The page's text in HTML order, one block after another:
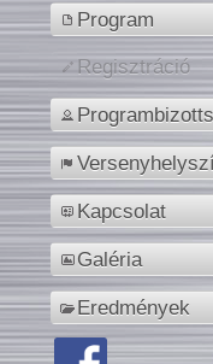
Program
Regisztráció
Kapcsolat
Galéria
Eredmények